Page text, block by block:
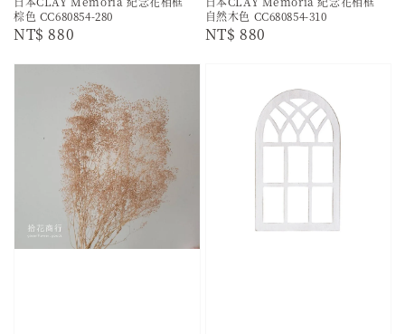
棕色 CC680854-280
Regular
NT$ 880
自然木色 CC680854-310
Regular
NT$ 880